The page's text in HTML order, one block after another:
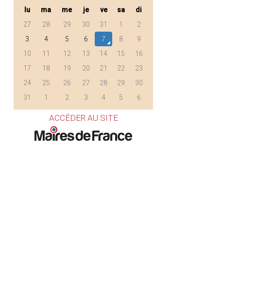
lu
ma me je ve sa
di
27
28 29 30 31 1
2
3
4 5 6 7 8
9
10
11 12 13 14 15
16
17
18 19 20 21 22
23
24
25 26 27 28 29
30
31
1 2 3 4 5 6
ACCÉDER AU SITE